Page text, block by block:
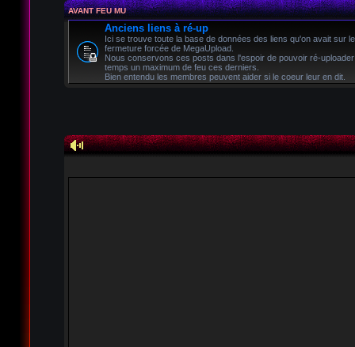
AVANT FEU MU
Anciens liens à ré-up
Ici se trouve toute la base de données des liens qu'on avait sur
fermeture forcée de MegaUpload.
Nous conservons ces posts dans l'espoir de pouvoir ré-
temps un maximum de feu ces derniers.
Bien entendu les membres peuvent aider si le coeur leur en dit.